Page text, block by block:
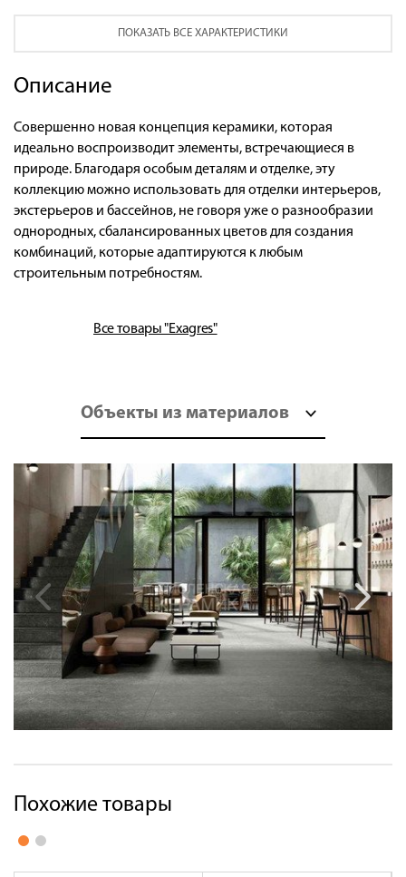
ПОКАЗАТЬ ВСЕ ХАРАКТЕРИСТИКИ
Описание
Совершенно новая концепция керамики, которая
идеально воспроизводит элементы, встречающиеся в
природе. Благодаря особым деталям и отделке, эту
коллекцию можно использовать для отделки интерьеров,
экстерьеров и бассейнов, не говоря уже о разнообразии
однородных, сбалансированных цветов для создания
комбинаций, которые адаптируются к любым
строительным потребностям.
Все товары "Exagres"
Объекты из материалов
Похожие товары